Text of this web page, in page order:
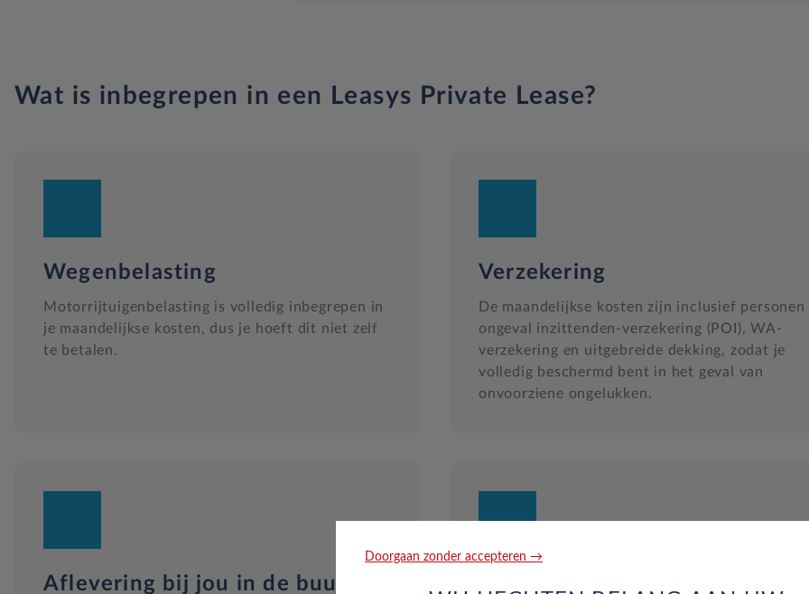
Wat is inbegrepen in een Leasys Private Lease?
Wegenbelasting
Motorrijtuigenbelasting is volledig inbegrepen in
je maandelijkse kosten, dus je hoeft dit niet zelf
te betalen.
Verzekering
De maandelijkse kosten zijn inclusief personen
ongeval inzittenden-verzekering (POI), WA-
verzekering en uitgebreide dekking, zodat je
volledig beschermd bent in het geval van
onvoorziene ongelukken.
Aflevering bij jou in de buurt
Doorgaan zonder accepteren →